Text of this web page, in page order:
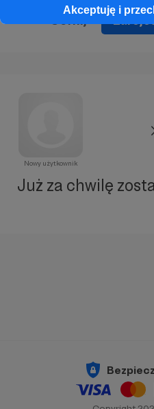
Akceptuję i
Nowy użytkownik
Już za chwilę